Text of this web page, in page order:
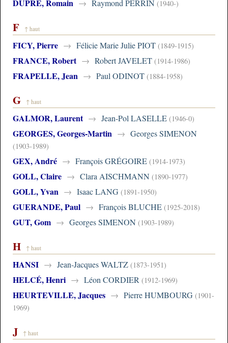
DUPRÉ, Romain → Raymond PERRIN (1940-)
F ↑ haut
FICY, Pierre → Félicie Marie Julie PIOT (1849-1915)
FRANCE, Robert → Robert JAVELET (1914-1986)
FRAPELLE, Jean → Paul ODINOT (1884-1958)
G ↑ haut
GALMOR, Laurent → Jean-Pol LASELLE (1946-0)
GEORGES, Georges-Martin → Georges SIMENON
(1903-1989)
GEX, André → François GRÉGOIRE (1914-1973)
GOLL, Claire → Clara AISCHMANN (1890-1977)
GOLL, Yvan → Isaac LANG (1891-1950)
GUERANDE, Paul → François BLUCHE (1925-2018)
GUT, Gom → Georges SIMENON (1903-1989)
H ↑ haut
HANSI → Jean-Jacques WALTZ (1873-1951)
HELCÉ, Henri → Léon CORDIER (1912-1969)
HEURTEVILLE, Jacques → Pierre HUMBOURG (1901-
1969)
J ↑ haut